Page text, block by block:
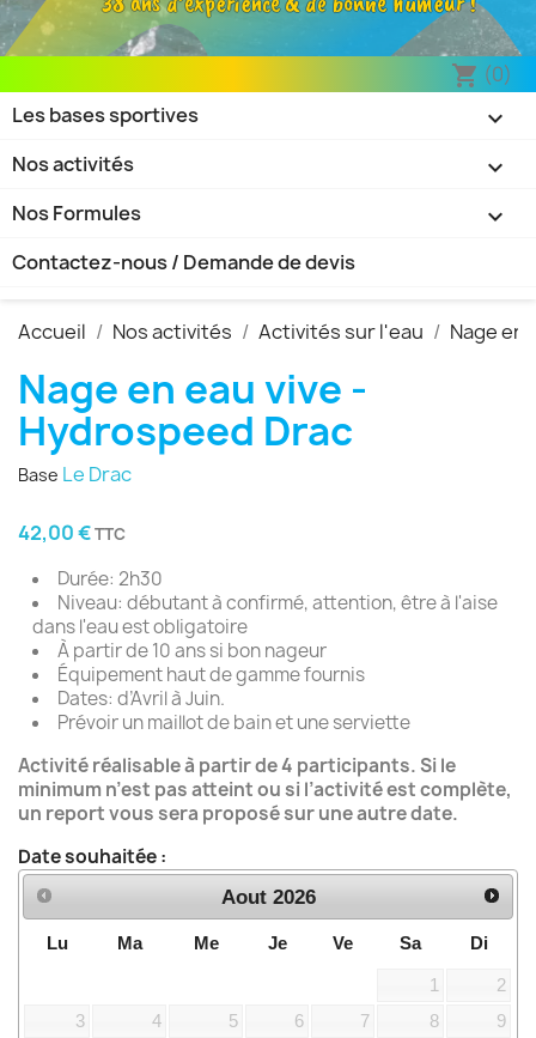
shopping_cart (0)

Les bases sportives

Nos activités

Nos Formules
Contactez-nous / Demande de devis
Accueil Nos activités Activités sur l'eau Nage en
Nage en eau vive -
Hydrospeed Drac
Base Le Drac
42,00 €TTC
Durée: 2h30
Niveau: débutant à confirmé,attention, être à l'aise
dans l'eau est obligatoire
À partir de 10 ans si bon nageur
Équipement haut de gamme fournis
Dates: d’Avril à Juin.
Prévoir un maillot de bain et une serviette
Activité réalisable à partir de 4 participants. Si le
minimum n’est pas atteint ou si l’activité est complète,
un report vous sera proposé sur une autre date.
Date souhaitée :
Aout 2026
Lu Ma Me Je Ve Sa Di
1
2
3
4 5 6 7 8
9